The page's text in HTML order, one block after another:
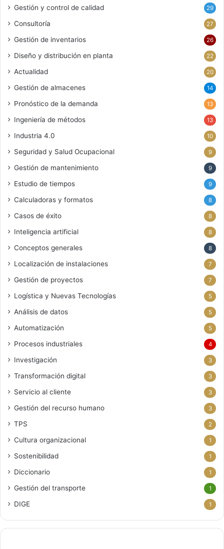
Gestión y control de calidad 29
Consultoría 27
Gestión de inventarios 26
Diseño y distribución en planta 22
Actualidad 20
Gestión de almacenes 14
Pronóstico de la demanda 13
Ingeniería de métodos 13
Industria 4.0 10
Seguridad y Salud Ocupacional 9
Gestión de mantenimiento 9
Estudio de tiempos 9
Calculadoras y formatos 8
Casos de éxito 8
Inteligencia artificial 8
Conceptos generales 8
Localización de instalaciones 7
Gestión de proyectos 7
Logística y Nuevas Tecnologías 5
Análisis de datos 5
Automatización 5
Procesos industriales 4
Investigación 3
Transformación digital 3
Servicio al cliente 3
Gestión del recurso humano 3
TPS 2
Cultura organizacional 1
Sostenibilidad 1
Diccionario 1
Gestión del transporte 1
DIGE 1